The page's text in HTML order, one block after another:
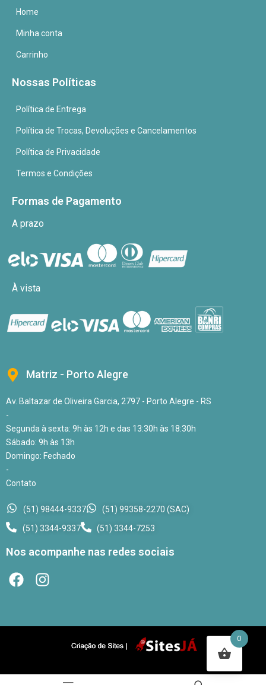
Home
Minha conta
Carrinho
Nossas Políticas
Política de Entrega
Política de Trocas, Devoluções e Cancelamentos
Política de Privacidade
Termos e Condições
Formas de Pagamento
A prazo
À vista
Matriz - Porto Alegre
Av. Baltazar de Oliveira Garcia, 2797 - Porto Alegre - RS
-
Segunda à sexta: 9h às 12h e das 13:30h às 18:30h
Sábado: 9h às 13h
Domingo: Fechado
-
Contato
(51) 98444-9337
(51) 99358-2270 (SAC)
(51) 3344-9337
(51) 3344-7253
Nos acompanhe nas redes sociais
0